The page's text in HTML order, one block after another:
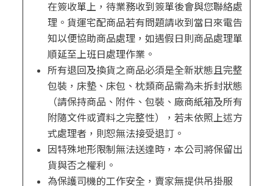
在簽收單上，待業務收到簽單後會與您聯絡處
理。貨運宅配商品若有問題請收到當日來電告
知以便協助商品處理，如遇假日則商品處理單
順延至上班日處理作業。
所有退回及換貨之商品必須是全新狀態且完整
包裝，床墊、床包、枕類商品需為未拆封狀態
（請保持商品、附件、包裝、廠商紙箱及所有
附隨文件或資料之完整性），若未依照上述方
式處理者，則恕無法接受退訂。
因特殊地形限制無法送達時，本公司將保留出
貨與否之權利。
為保護司機的工作安全，賣家無提供吊掛服